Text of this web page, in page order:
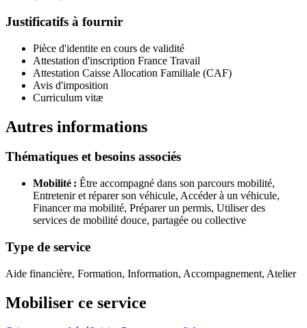
Justificatifs à fournir
Pièce d'identite en cours de validité
Attestation d'inscription France Travail
Attestation Caisse Allocation Familiale (CAF)
Avis d'imposition
Curriculum vitæ
Autres informations
Thématiques et besoins associés
Mobilité : Être accompagné dans son parcours mobilité,
Entretenir et réparer son véhicule, Accéder à un véhicule,
Financer ma mobilité, Préparer un permis, Utiliser des
services de mobilité douce, partagée ou collective
Type de service
Aide financière, Formation, Information, Accompagnement, Atelier
Mobiliser ce service